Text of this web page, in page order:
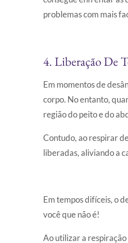
problemas com mais
4. Liberação De
Em momentos de
corpo. No entanto,
região do peito e do
Contudo, ao respirar
liberadas, aliviando a
Em tempos difíceis, o
você que não é!
Ao utilizar a